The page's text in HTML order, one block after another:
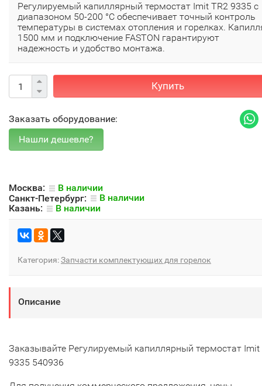
Регулируемый капиллярный термостат Imit TR2 9335 с
диапазоном 50-200 °С обеспечивает точный контроль
температуры в системах отопления и горелках.
1500 мм и подключение FASTON гарантируют
надежность и удобство монтажа.
Купить
Заказать оборудование:
Москва:
В наличии
Санкт-Петербург:
В наличии
Казань:
В наличии
Категория:Запчасти комплектующих для горелок
Описание
Заказывайте Регулируемый капиллярный термостат Imit
9335 540936